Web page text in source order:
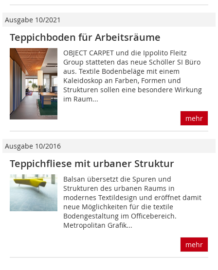
Ausgabe 10/2021
Teppichboden für Arbeitsräume
OBJECT CARPET und die Ippolito Fleitz
Group statteten das neue Schöller SI Büro
aus. Textile Bodenbeläge mit einem
Kaleidoskop an Farben, Formen und
Strukturen sollen eine besondere Wirkung
im Raum...
mehr
Ausgabe 10/2016
Teppichfliese mit urbaner Struktur
Balsan übersetzt die Spuren und
Strukturen des urbanen Raums in
modernes Textildesign und eröffnet damit
neue Möglichkeiten für die textile
Bodengestaltung im Officebereich.
Metropolitan Grafik...
mehr